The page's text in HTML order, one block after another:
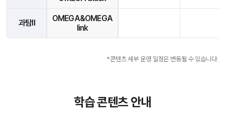
과탐II
OMEGA&OMEGA
link
*콘텐츠 세부 운영 일정은 변동될 수 있습니다.
학습 콘텐츠 안내